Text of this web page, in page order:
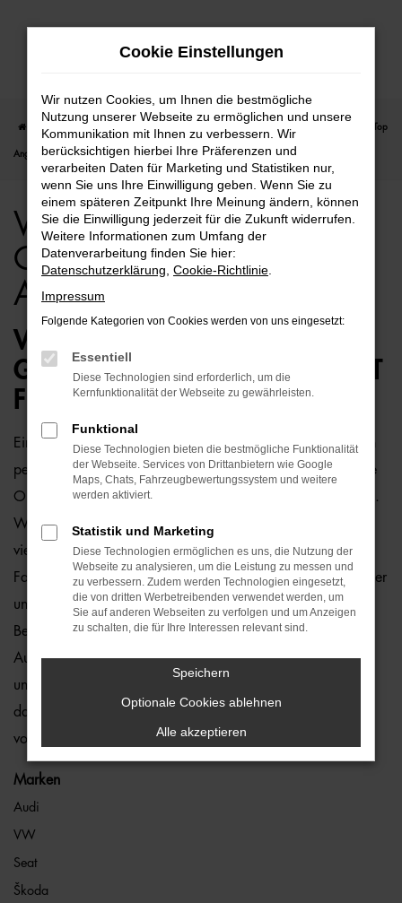
Zum
Startseite Berlin VW Touran VW Touran für Berlin Gebrauchtwagen Top
Angebote
VW Touran für Berlin
Gebrauchtwagen Top
Angebote
VW TOURAN
GEBRAUCHTWAGEN – PERFEKT
FÜR BERLIN GEEIGNET
Ein VW Touran Gebrauchtwagen und Berlin passen einfach
perfekt zusammen. Dies ließe sich natürlich auch für andere
Orte sagen, denn dieses Modell überzeugt auf ganzer Linie.
Wir von der Auto-Familie Ostermaier arbeiten bereits seit
vielen Jahren mit VW und sind von der Qualität der
Fahrzeuge begeistert. Dennoch gehen wir auf Nummer sicher
und schauen bei jedem VW Touran Gebrauchtwagen für
Berlin genauestens nach. Konkret bedeutet dies, dass jedes
Auto in unserer Meisterwerkstatt gastiert und dort überprüft
und ggf. repariert und gewartet wird. Unser Credo besteht
darin, dass wir nur erstklassige Fahrzeuge auf die Straßen
von Berlin lassen. Ohne „Wenn und Aber“.
Marken
Audi
VW
Seat
Škoda
Cookie Einstellungen
Wir nutzen Cookies, um Ihnen die bestmögliche
Nutzung unserer Webseite zu ermöglichen und unsere
Kommunikation mit Ihnen zu verbessern. Wir
berücksichtigen hierbei Ihre Präferenzen und
verarbeiten Daten für Marketing und Statistiken nur,
wenn Sie uns Ihre Einwilligung geben. Wenn Sie zu
einem späteren Zeitpunkt Ihre Meinung ändern, können
Sie die Einwilligung jederzeit für die Zukunft widerrufen.
Weitere Informationen zum Umfang der
Datenverarbeitung finden Sie hier:
Datenschutzerklärung Cookie-Richtlinie
Impressum
Folgende Kategorien von Cookies werden von uns eingesetzt:
Essentiell
Diese Technologien sind erforderlich, um die
Kernfunktionalität der Webseite zu gewährleisten.
Funktional
Diese Technologien bieten die bestmögliche Funktionalität
der Webseite. Services von Drittanbietern wie Google
Maps, Chats, Fahrzeugbewertungssystem und weitere
werden aktiviert.
Statistik und Marketing
Diese Technologien ermöglichen es uns, die Nutzung der
Webseite zu analysieren, um die Leistung zu messen und
zu verbessern. Zudem werden Technologien eingesetzt,
die von dritten Werbetreibenden verwendet werden, um
Sie auf anderen Webseiten zu verfolgen und um Anzeigen
zu schalten, die für Ihre Interessen relevant sind.
Speichern
Optionale Cookies ablehnen
Alle akzeptieren